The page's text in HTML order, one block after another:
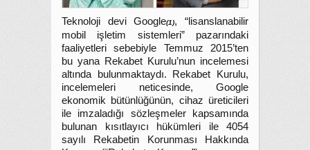
Teknoloji devi Google(1), “lisanslanabilir
mobil işletim sistemleri” pazarındaki
faaliyetleri sebebiyle Temmuz 2015’ten
bu yana Rekabet Kurulu’nun incelemesi
altında bulunmaktaydı. Rekabet Kurulu,
incelemeleri neticesinde, Google
ekonomik bütünlüğünün, cihaz üreticileri
ile imzaladığı sözleşmeler kapsamında
bulunan kısıtlayıcı hükümleri ile 4054
sayılı Rekabetin Korunması Hakkında